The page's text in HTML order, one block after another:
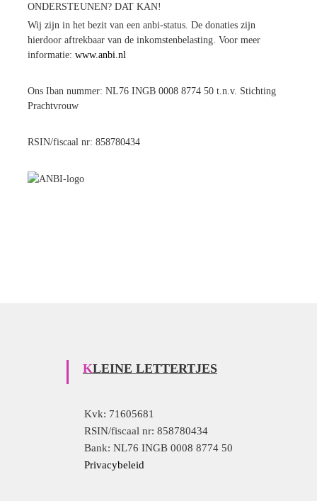
ONDERSTEUNEN? DAT KAN!
Wij zijn in het bezit van een anbi-status. De donaties zijn
hierdoor aftrekbaar van de inkomstenbelasting. Voor meer
informatie: www.anbi.nl
Ons Iban nummer: NL76 INGB 0008 8774 50 t.n.v. Stichting
Prachtvrouw
RSIN/fiscaal nr: 858780434
KLEINE LETTERTJES
Kvk: 71605681
RSIN/fiscaal nr: 858780434
Bank: NL76 INGB 0008 8774 50
Privacybeleid